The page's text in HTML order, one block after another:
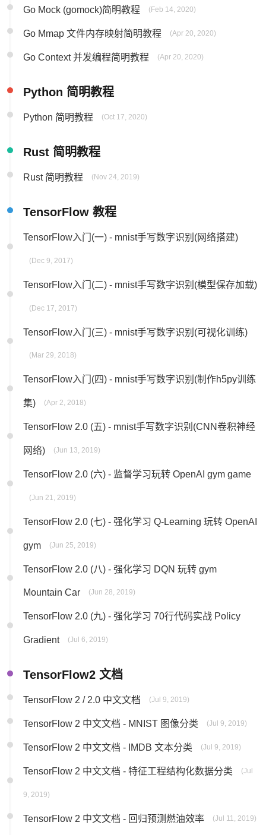
Go Mock (gomock)简明教程 (Feb 14, 2020)
Go Mmap 文件内存映射简明教程 (Apr 20, 2020)
Go Context 并发编程简明教程 (Apr 20, 2020)
Python 简明教程
Python 简明教程 (Oct 17, 2020)
Rust 简明教程
Rust 简明教程 (Nov 24, 2019)
TensorFlow 教程
TensorFlow入门(一) - mnist手写数字识别(网络搭建)
(Dec 9, 2017)
TensorFlow入门(二) - mnist手写数字识别(模型保存加载)
(Dec 17, 2017)
TensorFlow入门(三) - mnist手写数字识别(可视化训练)
(Mar 29, 2018)
TensorFlow入门(四) - mnist手写数字识别(制作h5py训练
集) (Apr 2, 2018)
TensorFlow 2.0 (五) - mnist手写数字识别(CNN卷积神经
网络) (Jun 13, 2019)
TensorFlow 2.0 (六) - 监督学习玩转 OpenAI gym game
(Jun 21, 2019)
TensorFlow 2.0 (七) - 强化学习 Q-Learning 玩转 OpenAI
gym (Jun 25, 2019)
TensorFlow 2.0 (八) - 强化学习 DQN 玩转 gym
Mountain Car (Jun 28, 2019)
TensorFlow 2.0 (九) - 强化学习 70行代码实战 Policy
Gradient (Jul 6, 2019)
TensorFlow2 文档
TensorFlow 2 / 2.0 中文文档 (Jul 9, 2019)
TensorFlow 2 中文文档 - MNIST 图像分类 (Jul 9, 2019)
TensorFlow 2 中文文档 - IMDB 文本分类 (Jul 9, 2019)
TensorFlow 2 中文文档 - 特征工程结构化数据分类 (Jul
9, 2019)
TensorFlow 2 中文文档 - 回归预测燃油效率 (Jul 11, 2019)